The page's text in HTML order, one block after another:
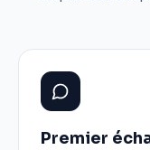
Premier